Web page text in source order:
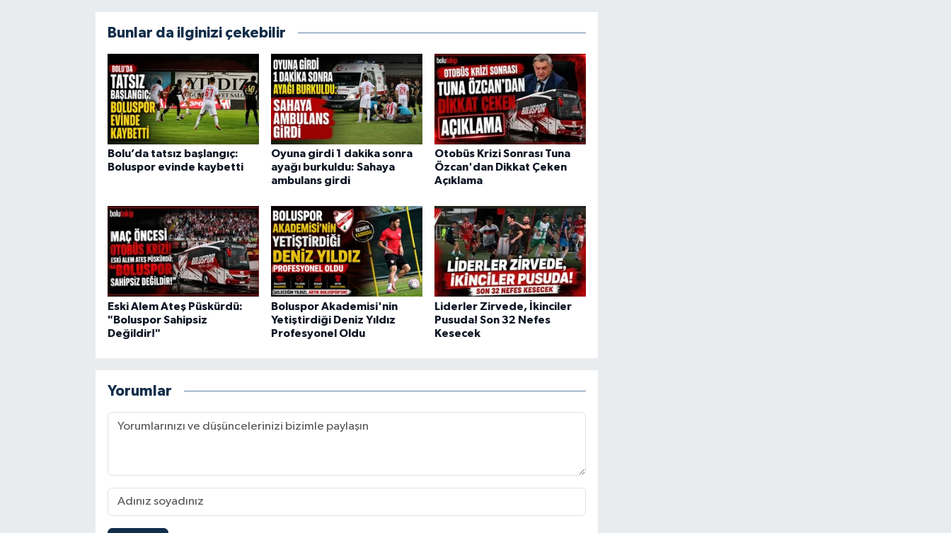
Bunlar da ilginizi çekebilir
Bolu’da tatsız başlangıç:
Boluspor evinde kaybetti
Oyuna girdi 1 dakika sonra
ayağı burkuldu: Sahaya
ambulans girdi
Otobüs Krizi Sonrası Tuna
Özcan'dan Dikkat Çeken
Açıklama
Eski Alem Ateş Püskürdü:
"Boluspor Sahipsiz
Değildir!"
Boluspor Akademisi'nin
Yetiştirdiği Deniz Yıldız
Profesyonel Oldu
Liderler Zirvede, İkinciler
Pusuda! Son 32 Nefes
Kesecek
Yorumlar